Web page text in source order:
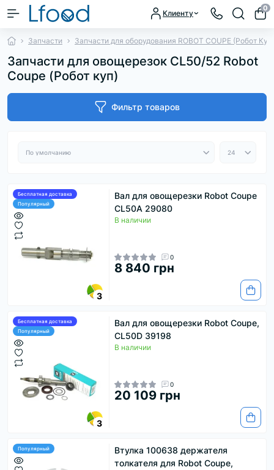
Клиенту
0
Запчасти Запчасти для оборудования ROBOT COUPE (Робот Куп)
Запчасти для овощерезок CL50/52 Robot
Coupe (Робот куп)
Фильтр товаров
Бесплатная доставка
Популярный
3
Вал для овощерезки Robot Coupe
CL50А 29080
В наличии
0
8 840 грн
Бесплатная доставка
Популярный
3
Вал для овощерезки Robot Coupe,
CL50D 39198
В наличии
0
20 109 грн
Популярный
Втулка 100638 держателя
толкателя для Robot Coupe,